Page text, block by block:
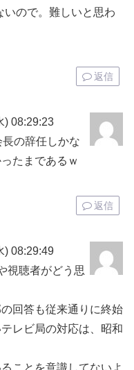
いので。難しいと思わ
返信
) 08:29:23
の辞任しかな
たまであるｗ
返信
) 08:29:49
視聴者がどう思
回答も従来通りに終始
レビ局の対応は、昭和
ことを意識してないよ